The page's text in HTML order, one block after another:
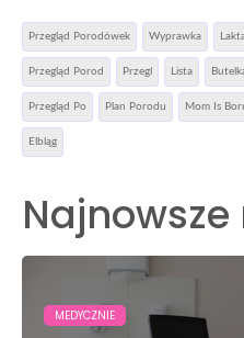
Przegląd Porodówek Wyprawka
Przegląd Porod Przegl Lista
Przegląd Po Plan Porodu Mom Is
Elbląg
MEDYCZNIE